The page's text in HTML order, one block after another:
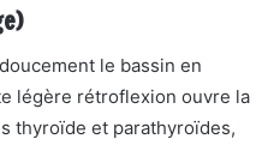
le bassin en
légère rétroflexion ouvre la
thyroïde et parathyroïdes,